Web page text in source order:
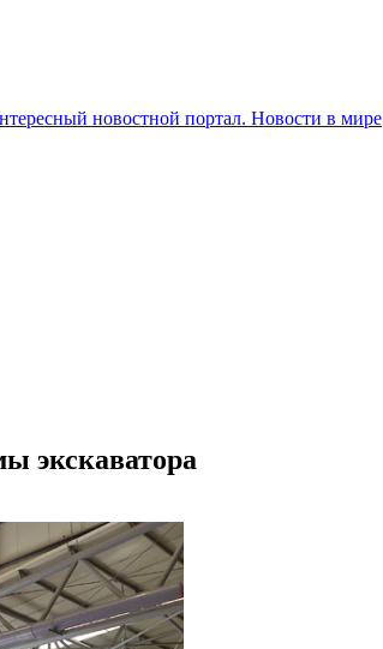
новостной портал. Новости в мире
экскаватора